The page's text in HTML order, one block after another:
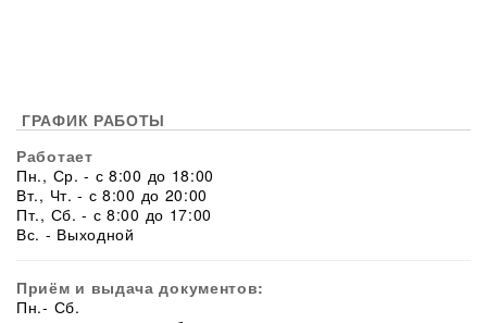
ГРАФИК РАБОТЫ
Работает
Пн., Ср. - с 8:00 до 18:00
Вт., Чт. - с 8:00 до 20:00
Пт., Сб. - с 8:00 до 17:00
Вс. - Выходной
Приём и выдача документов:
Пн.- Сб.